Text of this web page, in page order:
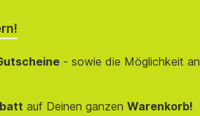
- sowie die Möglichkeit an
auf Deinen ganzen Warenkorb!